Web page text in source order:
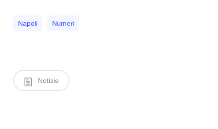
Napoli Numeri
Notizie